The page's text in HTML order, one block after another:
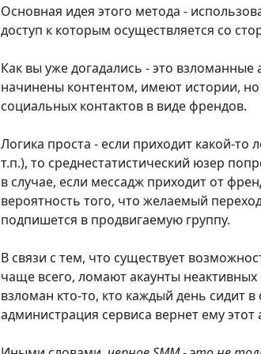
Основная идея этого метода -
доступ к которым осуществляется со
Как вы уже догадались - это взломанные
начинены контентом, имеют истории,
социальных контактов в виде френдов.
Логика проста - если приходит какой-
т.п.), то среднестатистический юзер
в случае, если мессадж приходит от
вероятность того, что желаемый
подпишется в продвигаемую группу.
В связи с тем, что существует
чаще всего, ломают акаунты неактивных
взломан кто-то, кто каждый день сидит
администрация сервиса вернет ему этот